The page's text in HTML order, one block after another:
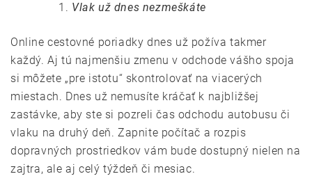
Vlak už dnes nezmeškáte
Online cestovné poriadky dnes už požíva takmer
každý. Aj tú najmenšiu zmenu v odchode vášho spoja
si môžete „pre istotu“ skontrolovať na viacerých
miestach. Dnes už nemusíte kráčať k najbližšej
zastávke, aby ste si pozreli čas odchodu autobusu či
vlaku na druhý deň. Zapnite počítač a rozpis
dopravných prostriedkov vám bude dostupný nielen na
zajtra, ale aj celý týždeň či mesiac.